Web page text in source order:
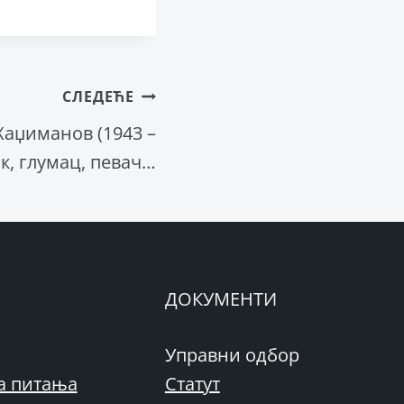
СЛЕДЕЋЕ
(1943 –
глумац, певач…
питања
ДОКУМЕНТИ
Управни одбор
Статут